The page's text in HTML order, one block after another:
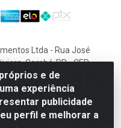
e de
experiência
publicidade
perfil e melhorar a
Ltda - Rua José
Cambé-PR - CEP
0001-22
Ltda - Rua Lagoa
PR - CEP 85817-
0002-03